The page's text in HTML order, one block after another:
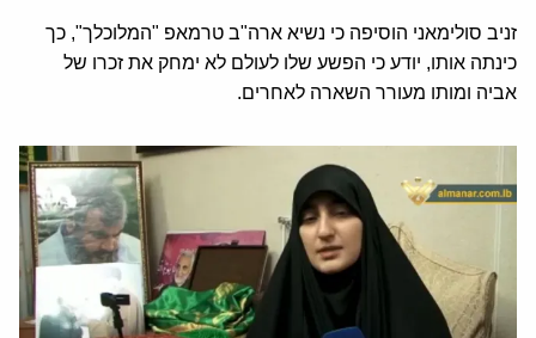
זניב סולימאני הוסיפה כי נשיא ארה"ב טרמאפ "המלוכלך", כך
כינתה אותו, יודע כי הפשע שלו לעולם לא ימחק את זכרו של
אביה ומותו מעורר השארה לאחרים.